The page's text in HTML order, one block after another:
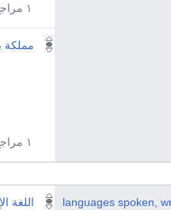
١ مراجع
مملكة
١ مراجع
languages spoken,
اللغة